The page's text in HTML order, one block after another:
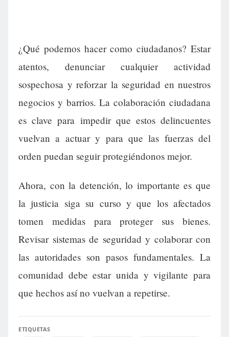
¿Qué podemos hacer como ciudadanos? Estar
atentos, denunciar cualquier actividad
sospechosa y reforzar la seguridad en nuestros
negocios y barrios. La colaboración ciudadana
es clave para impedir que estos delincuentes
vuelvan a actuar y para que las fuerzas del
orden puedan seguir protegiéndonos mejor.
Ahora, con la detención, lo importante es que
la justicia siga su curso y que los afectados
tomen medidas para proteger sus bienes.
Revisar sistemas de seguridad y colaborar con
las autoridades son pasos fundamentales. La
comunidad debe estar unida y vigilante para
que hechos así no vuelvan a repetirse.
ETIQUETAS